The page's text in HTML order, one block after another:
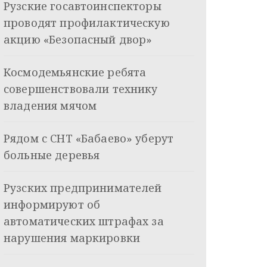
Рузские госавтоинспекторы
проводят профилактическую
акцию «Безопасный двор»
Космодемьянские ребята
совершенствовали технику
владения мячом
Рядом с СНТ «Бабаево» уберут
больные деревья
Рузских предпринимателей
информируют об
автоматических штрафах за
нарушения маркировки